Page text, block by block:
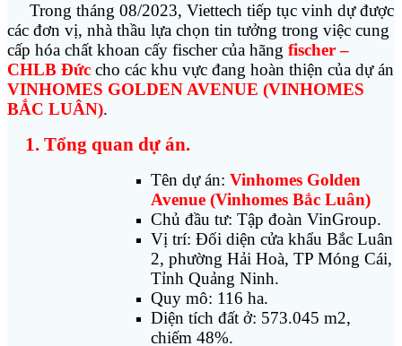
Trong tháng 08/2023, Viettech tiếp tục vinh dự được
các đơn vị, nhà thầu lựa chọn tin tưởng trong việc cung
cấp hóa chất khoan cấy fischer của hãng fischer –
CHLB Đức cho các khu vực đang hoàn thiện của dự án
VINHOMES GOLDEN AVENUE (VINHOMES
BẮC LUÂN).
1. Tổng quan dự án.
Tên dự án: Vinhomes Golden
Avenue (Vinhomes Bắc Luân)
Chủ đầu tư: Tập đoàn VinGroup.
Vị trí: Đối diện cửa khẩu Bắc Luân
2, phường Hải Hoà, TP Móng Cái,
Tỉnh Quảng Ninh.
Quy mô: 116 ha.
Diện tích đất ở: 573.045 m2,
chiếm 48%.